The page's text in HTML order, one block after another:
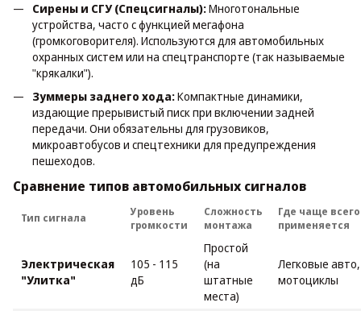
Сирены и СГУ (Спецсигналы):Многотональные
устройства, часто с функцией мегафона
(громкоговорителя). Используются для автомобильных
охранных систем или на спецтранспорте (так называемые
"крякалки").
Зуммеры заднего хода:Компактные динамики,
издающие прерывистый писк при включении задней
передачи. Они обязательны для грузовиков,
микроавтобусов и спецтехники для предупреждения
пешеходов.
Сравнение типов автомобильных сигналов
Тип сигнала
Уровень
громкости
Сложность
монтажа
Где чаще всего
применяется
Электрическая
"Улитка"
105 - 115
дБ
Простой
(на
штатные
места)
Легковые авто,
мотоциклы